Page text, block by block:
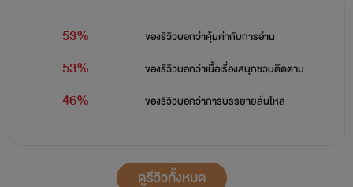
53% ของรีวิวบอกว่าคุ้มค่ากับการอ่าน
53% ของรีวิวบอกว่าเนื้อเรื่องสนุกชวนติดตาม
46% ของรีวิวบอกว่าการบรรยายลื่นไหล
ดูรีวิวทั้งหมด